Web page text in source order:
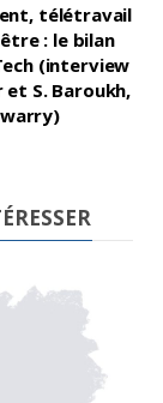
télétravail
: le bilan
(interview
et S. Baroukh,